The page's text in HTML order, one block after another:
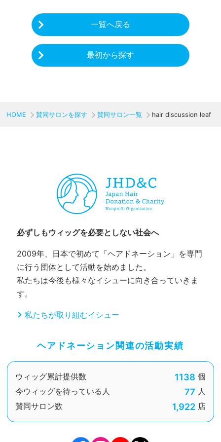
一覧へ戻る
最初から探す
HOME 賛同サロンを探す 賛同サロン一覧 hair discussion leaf
必ずしもウィッグを必要としない社会へ
2009年、日本で初めて「ヘアドネーション」を専門
に行う団体として活動を始めました。
私たちは今後も様々なイシューに向き合っていきま
す。
私たちが取り組むイシュー
ヘアドネーション関連の活動実績
ウィッグ累計提供数 1138 個
今ウィッグを待っている人
77 人
賛同サロン数
1,922 店